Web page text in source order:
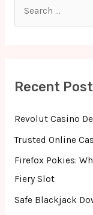
f
Recent
Revolut Casino
Trusted Online
Firefox Pokies:
Fiery Slot
Safe Blackjack